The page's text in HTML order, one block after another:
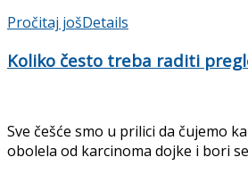
Pročitaj jošDetails
Koliko često treba raditi
Sve češće smo u prilici da čujemo
obolela od karcinoma dojke i bori se